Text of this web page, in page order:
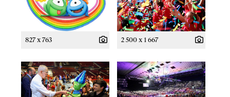
827 x 763 2 500 x 1 667